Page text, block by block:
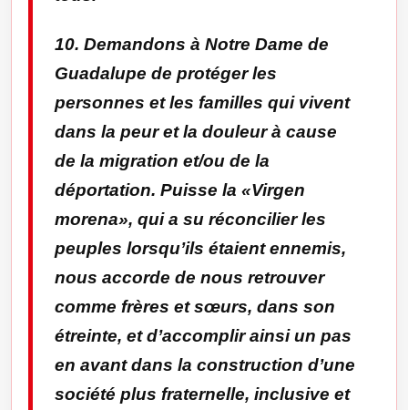
10. Demandons à Notre Dame de
Guadalupe de protéger les
personnes et les familles qui vivent
dans la peur et la douleur à cause
de la migration et/ou de la
déportation. Puisse la «Virgen
morena», qui a su réconcilier les
peuples lorsqu’ils étaient ennemis,
nous accorde de nous retrouver
comme frères et sœurs, dans son
étreinte, et d’accomplir ainsi un pas
en avant dans la construction d’une
société plus fraternelle, inclusive et